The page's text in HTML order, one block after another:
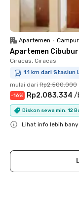
Apartemen • Campur
Apartemen Cibubur
Ciracas, Ciracas
1.1 km dari Stasiun
mulai dari Rp2.500.000
-16% Rp2.083.334 /
Diskon sewa min. 12
Lihat info lebih